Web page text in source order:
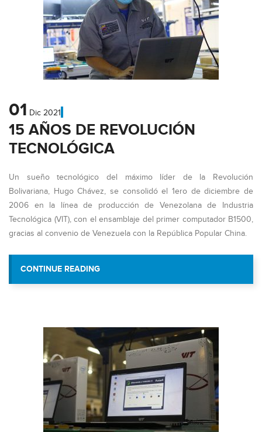
01 Dic 2021
15 AÑOS DE REVOLUCIÓN
TECNOLÓGICA
Un sueño tecnológico del máximo líder de la Revolución
Bolivariana, Hugo Chávez, se consolidó el 1ero de diciembre de
2006 en la línea de producción de Venezolana de Industria
Tecnológica (VIT), con el ensamblaje del primer computador B1500,
gracias al convenio de Venezuela con la República Popular China.
CONTINUE READING